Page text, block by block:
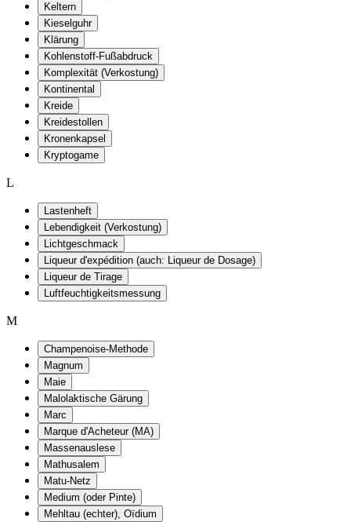
Keltern
Kieselguhr
Klärung
Kohlenstoff-Fußabdruck
Komplexität (Verkostung)
Kontinental
Kreide
Kreidestollen
Kronenkapsel
Kryptogame
L
Lastenheft
Lebendigkeit (Verkostung)
Lichtgeschmack
Liqueur d'expédition (auch: Liqueur de Dosage)
Liqueur de Tirage
Luftfeuchtigkeitsmessung
M
Champenoise-Methode
Magnum
Maie
Malolaktische Gärung
Marc
Marque d'Acheteur (MA)
Massenauslese
Mathusalem
Matu-Netz
Medium (oder Pinte)
Mehltau (echter), Oïdium